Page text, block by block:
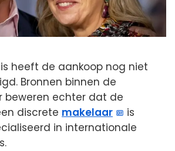
heeft de aankoop nog niet
Bronnen binnen de
beweren echter dat de
discrete makelaar
is
in internationale